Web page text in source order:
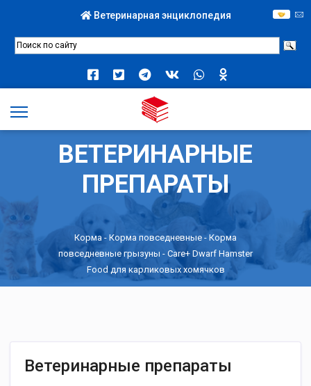
Ветеринарная энциклопедия
ВЕТЕРИНАРНЫЕ
ПРЕПАРАТЫ
Корма - Корма повседневные - Корма
повседневные грызуны - Care+ Dwarf Hamster
Food для карликовых хомячков
Ветеринарные препараты